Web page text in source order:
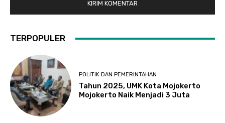
TERPOPULER
POLITIK DAN PEMERINTAHAN
Tahun 2025, UMK Kota Mojokerto
Mojokerto Naik Menjadi 3 Juta